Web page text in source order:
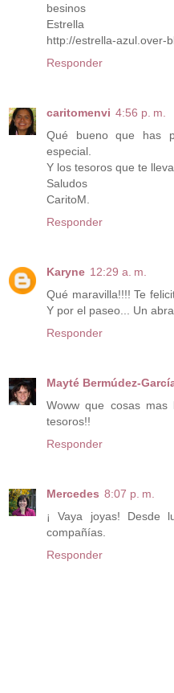
besinos
Estrella
http://estrella-azul.over-
Responder
caritomenvi 4:56 p. m.
Qué bueno que has
especial.
Y los tesoros que te
Saludos
CaritoM.
Responder
Karyne 12:29 a. m.
Qué maravilla!!!! Te
Y por el paseo... Un
Responder
Mayté Bermúdez-
Woww que cosas mas
tesoros!!
Responder
Mercedes 8:07 p. m.
¡ Vaya joyas! Desde
compañías.
Responder